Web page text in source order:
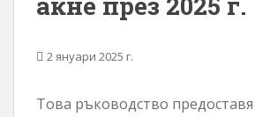
2 януари 2025 г.
Това ръководство